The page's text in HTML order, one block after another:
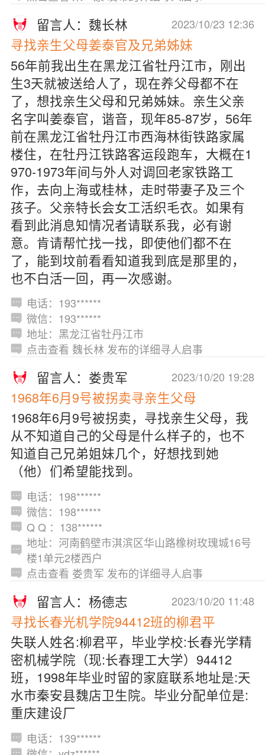
2023/10/23 12:36
留言人：魏长林
寻找亲生父母姜泰官及兄弟姊妹
56年前我出生在黑龙江省牡丹江市，刚出
生3天就被送给人了，现在养父母都不在
了，想找亲生父母和兄弟姊妹。亲生父亲
名字叫姜泰官，谐音，现年85-87岁，56年
前在黑龙江省牡丹江市西海林街铁路家属
楼住，在牡丹江铁路客运段跑车，大概在1
970-1973年间与外人对调回老家铁路工
作，去向上海或桂林，走时带妻子及三个
孩子。父亲特长会女工活织毛衣。如果有
看到此消息知情况者请联系我，必有谢
意。肯请帮忙找一找，即使他们都不在
了，能到坟前看看知道我到底是那里的，
也不白活一回，再一次感谢。
电话：193******
微信：193******
地址：黑龙江省牡丹江市
点击查看 魏长林 发布的详细寻人启事
2023/10/20 19:28
留言人：娄贵军
1968年6月9号被拐卖寻亲生父母
1968年6月9号被拐卖，寻找亲生父母，我
从不知道自己的父母是什么样子的，也不
知道自己兄弟姐妹几个，好想找到她
（他）们希望能找到。
电话：198******
微信：198******
Q Q ：138******
地址：河南鹤壁市淇滨区华山路橡树玫瑰城16号
楼1单元2楼西户
点击查看 娄贵军 发布的详细寻人启事
2023/10/20 11:48
留言人：杨德志
寻找长春光机学院94412班的柳君平
失联人姓名:柳君平，毕业学校:长春光学精
密机械学院（现:长春理工大学）94412
班，1998年毕业时留的家庭联系地址是:天
水市秦安县魏店卫生院。毕业分配单位是:
重庆建设厂
电话：139******